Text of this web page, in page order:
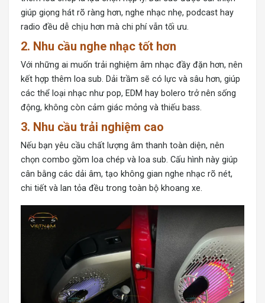
giúp giọng hát rõ ràng hơn, nghe nhạc nhẹ, podcast hay
radio đều dễ chịu hơn mà chi phí vẫn tối ưu.
2. Nhu cầu nghe nhạc tốt hơn
Với những ai muốn trải nghiệm âm nhạc đầy đặn hơn, nên
kết hợp thêm loa sub. Dải trầm sẽ có lực và sâu hơn, giúp
các thể loại nhạc như pop, EDM hay bolero trở nên sống
động, không còn cảm giác mỏng và thiếu bass.
3. Nhu cầu trải nghiệm cao
Nếu bạn yêu cầu chất lượng âm thanh toàn diện, nên
chọn combo gồm loa chép và loa sub. Cấu hình này giúp
cân bằng các dải âm, tạo không gian nghe nhạc rõ nét,
chi tiết và lan tỏa đều trong toàn bộ khoang xe.